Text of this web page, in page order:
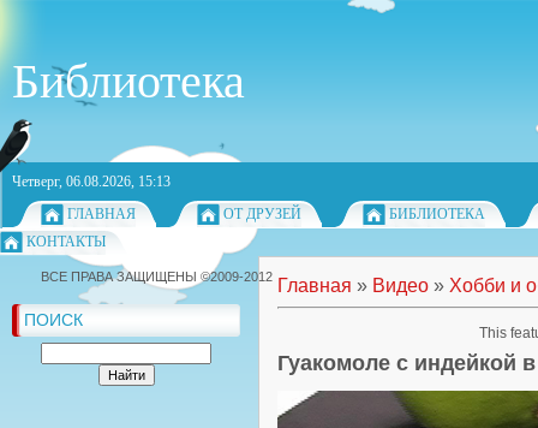
Библиотека
Четверг, 06.08.2026, 15:13
ГЛАВНАЯ
ОТ ДРУЗЕЙ
БИБЛИОТЕКА
КОНТАКТЫ
ПОИСК
Главная » Видео » Хобби и
Гуакомоле с индейкой
ВСЕ ПРАВА ЗАЩИЩЕНЫ ©2009-2012
This